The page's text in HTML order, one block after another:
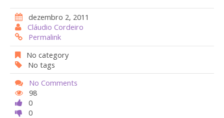
e
b
o
o
k
at
s
A
p
p
itt
er
er
st
dezembro 2, 2011
Cláudio Cordeiro
Permalink
No category
No tags
No Comments
98
0
0